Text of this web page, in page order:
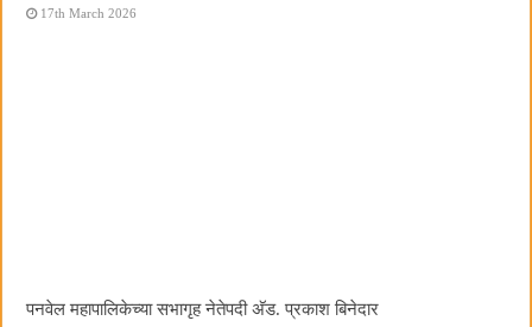
17th March 2026
पनवेल महापालिकेच्या सभागृह नेतेपदी अ‍ॅड. प्रकाश बिनेदार